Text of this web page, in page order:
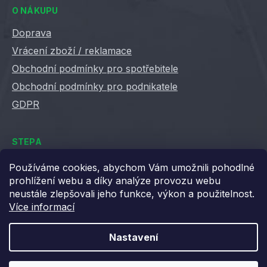
Používáme cookies, abychom Vám umožnili pohodlné
prohlížení webu a díky analýze provozu webu
neustále zlepšovali jeho funkce, výkon a použitelnost.
Více informací
Nastavení
O NÁKUPU
Doprava
Vrácení zboží / reklamace
Obchodní podmínky pro spotřebitele
Obchodní podmínky pro podnikatele
GDPR
STEPA
Kontakty
Kariéra ve Stepě
Věrnostní slevy
Blog STEPA